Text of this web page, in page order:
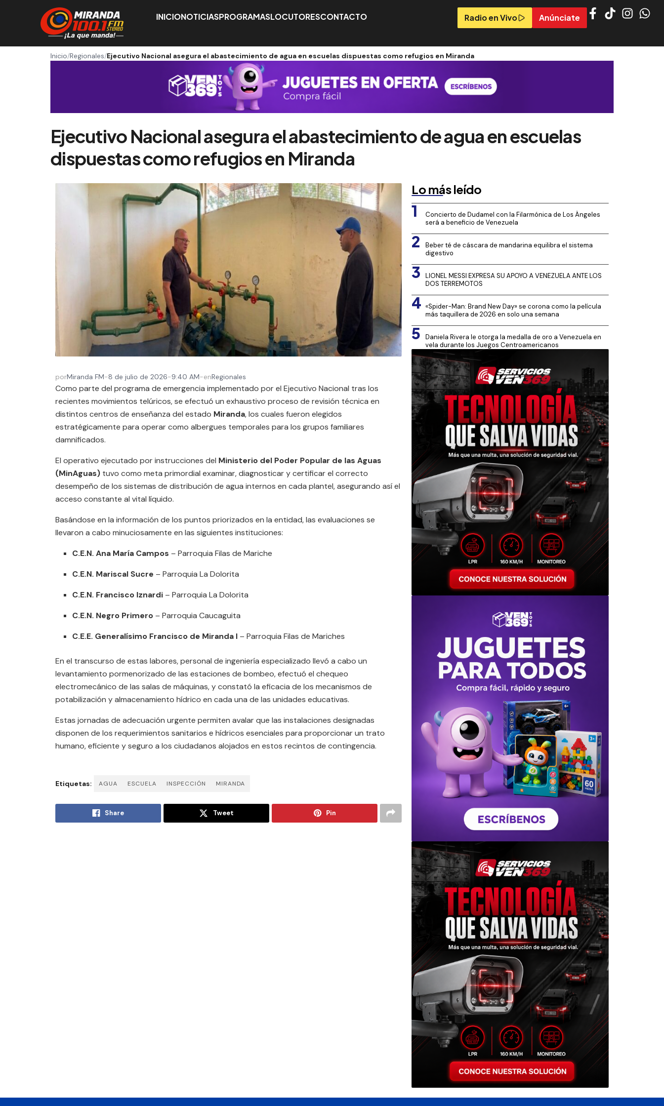
INICIONOTICIASPROGRAMASLOCUTORESCONTACTO Radio en Vivo Anúnciate
Inicio/Regionales/Ejecutivo Nacional asegura el abastecimiento de agua en escuelas dispuestas como refugios en Miranda
Ejecutivo Nacional asegura el abastecimiento de agua en escuelas
dispuestas como refugios en Miranda
porMiranda FM-8 de julio de 2026-9:40 AM-enRegionales
Como parte del programa de emergencia implementado por el Ejecutivo Nacional tras los
recientes movimientos telúricos, se efectuó un exhaustivo proceso de revisión técnica en
distintos centros de enseñanza del estado Miranda, los cuales fueron elegidos
estratégicamente para operar como albergues temporales para los grupos familiares
damnificados.
El operativo ejecutado por instrucciones del Ministerio del Poder Popular de las Aguas
(MinAguas) tuvo como meta primordial examinar, diagnosticar y certificar el correcto
desempeño de los sistemas de distribución de agua internos en cada plantel, asegurando así el
acceso constante al vital líquido.
Basándose en la información de los puntos priorizados en la entidad, las evaluaciones se
llevaron a cabo minuciosamente en las siguientes instituciones:
C.E.N. Ana María Campos – Parroquia Filas de Mariche
C.E.N. Mariscal Sucre – Parroquia La Dolorita
C.E.N. Francisco Iznardi – Parroquia La Dolorita
C.E.N. Negro Primero – Parroquia Caucaguita
C.E.E. Generalísimo Francisco de Miranda I – Parroquia Filas de Mariches
En el transcurso de estas labores, personal de ingeniería especializado llevó a cabo un
levantamiento pormenorizado de las estaciones de bombeo, efectuó el chequeo
electromecánico de las salas de máquinas, y constató la eficacia de los mecanismos de
potabilización y almacenamiento hídrico en cada una de las unidades educativas.
Estas jornadas de adecuación urgente permiten avalar que las instalaciones designadas
disponen de los requerimientos sanitarios e hídricos esenciales para proporcionar un trato
humano, eficiente y seguro a los ciudadanos alojados en estos recintos de contingencia.
Etiquetas: AGUA ESCUELA INSPECCIÓN MIRANDA
Share Tweet Pin
Lo más leído
1
Concierto de Dudamel con la Filarmónica de Los Ángeles
será a beneficio de Venezuela
2
Beber té de cáscara de mandarina equilibra el sistema
digestivo
3
LIONEL MESSI EXPRESA SU APOYO A VENEZUELA ANTE LOS
DOS TERREMOTOS
4 «Spider-Man: Brand New Day» se corona como la película
más taquillera de 2026 en solo una semana
5
Daniela Rivera le otorga la medalla de oro a Venezuela en
vela durante los Juegos Centroamericanos